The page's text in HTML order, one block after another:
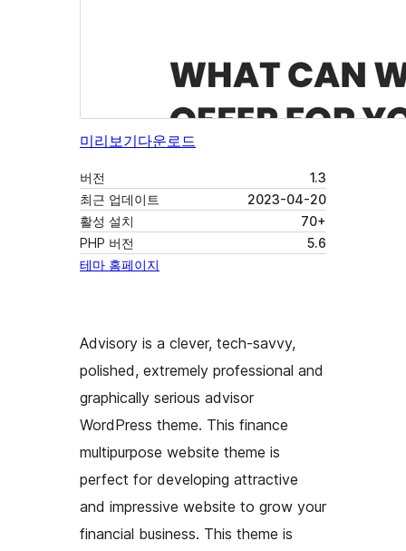
미리보기다운로드
버전
1.3
최근 업데이트
2023-04-20
활성 설치
70+
PHP 버전
5.6
테마 홈페이지
Advisory is a clever, tech-savvy,
polished, extremely professional and
graphically serious advisor
WordPress theme. This finance
multipurpose website theme is
perfect for developing attractive
and impressive website to grow your
financial business. This theme is